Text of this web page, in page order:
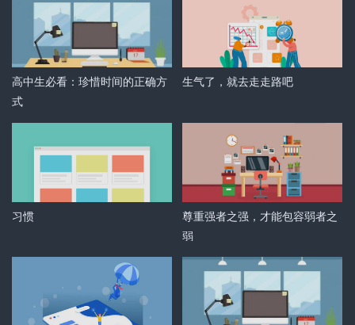
高中生必看：珍惜时间的正确方
式
生气了，就去走走路吧
习惯
尊重强者之强，才能包容弱者之
弱